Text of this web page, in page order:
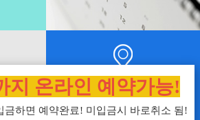
도 오시는길
ADDRESS
지 온라인 예약가능!
금하면 예약완료! 미입금시 바로취소 됨!